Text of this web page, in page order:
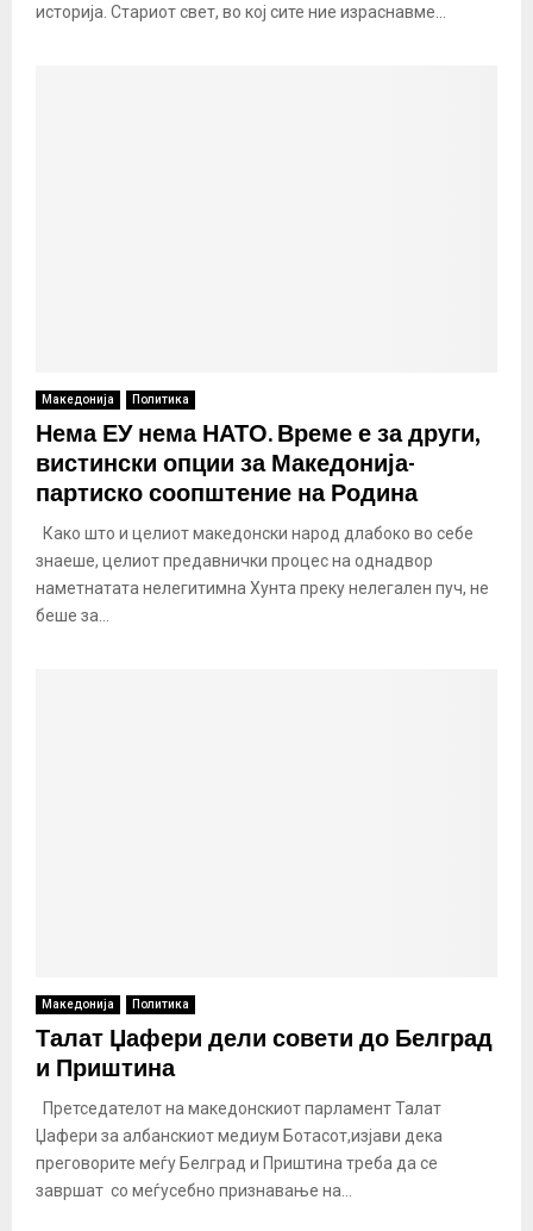
историја. Стариот свет, во кој сите ние израснавме...
Македонија Политика
Нема ЕУ нема НАТО. Време е за други,
вистински опции за Македонија-
партиско соопштение на Родина
Како што и целиот македонски народ длабоко во себе
знаеше, целиот предавнички процес на однадвор
наметнатата нелегитимна Хунта преку нелегален пуч, не
беше за...
Македонија Политика
Талат Џафери дели совети до Белград
и Приштина
Претседателот на македонскиот парламент Талат
Џафери за албанскиот медиум Ботасот,изјави дека
преговорите меѓу Белград и Приштина треба да се
завршат со меѓусебно признавање на...